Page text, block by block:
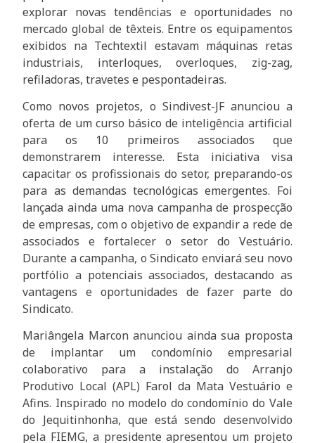
explorar novas tendências e oportunidades no
mercado global de têxteis. Entre os equipamentos
exibidos na Techtextil estavam máquinas retas
industriais, interloques, overloques, zig-zag,
refiladoras, travetes e pespontadeiras.
Como novos projetos, o Sindivest-JF anunciou a
oferta de um curso básico de inteligência artificial
para os 10 primeiros associados que
demonstrarem interesse. Esta iniciativa visa
capacitar os profissionais do setor, preparando-os
para as demandas tecnológicas emergentes. Foi
lançada ainda uma nova campanha de prospecção
de empresas, com o objetivo de expandir a rede de
associados e fortalecer o setor do Vestuário.
Durante a campanha, o Sindicato enviará seu novo
portfólio a potenciais associados, destacando as
vantagens e oportunidades de fazer parte do
Sindicato.
Mariângela Marcon anunciou ainda sua proposta
de implantar um condomínio empresarial
colaborativo para a instalação do Arranjo
Produtivo Local (APL) Farol da Mata Vestuário e
Afins. Inspirado no modelo do condomínio do Vale
do Jequitinhonha, que está sendo desenvolvido
pela FIEMG, a presidente apresentou um projeto